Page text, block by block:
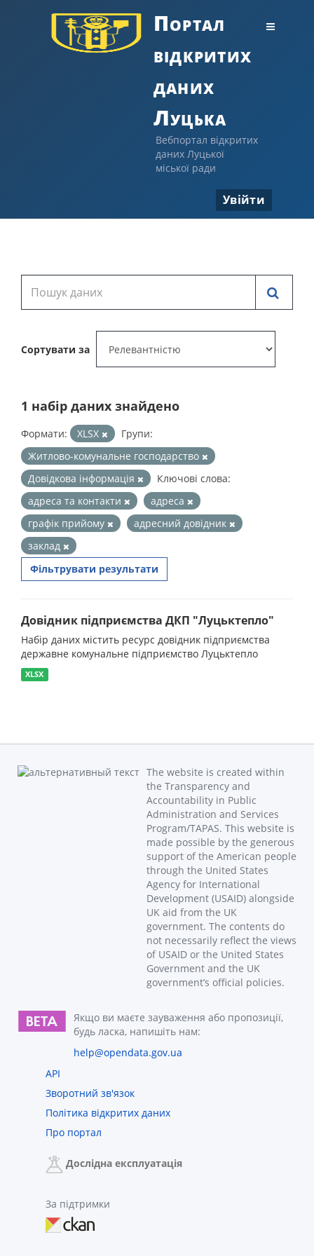
Портал
відкритих
даних
Луцька
Вебпортал відкритих
даних Луцької
міської ради
Увійти
Сортувати за
1 набір даних знайдено
Формати: XLSX
Групи:
Житлово-комунальне господарство
Довідкова інформація
Ключові слова:
адреса та контакти
адреса
графік прийому
адресний довідник
заклад
Фільтрувати результати
Довідник підприємства ДКП "Луцьктепло"
Набір даних містить ресурс довідник підприємства
державне комунальне підприємство Луцьктепло
XLSX
The website is created within
the Transparency and
Accountability in Public
Administration and Services
Program/TAPAS. This website is
made possible by the generous
support of the American people
through the United States
Agency for International
Development (USAID) alongside
UK aid from the UK
government. The contents do
not necessarily reflect the views
of USAID or the United States
Government and the UK
government’s official policies.
Якщо ви маєте зауваження або пропозиції,
будь ласка, напишіть нам:
help@opendata.gov.ua
API
Зворотний зв'язок
Політика відкритих даних
Про портал
Дослідна експлуатація
За підтримки